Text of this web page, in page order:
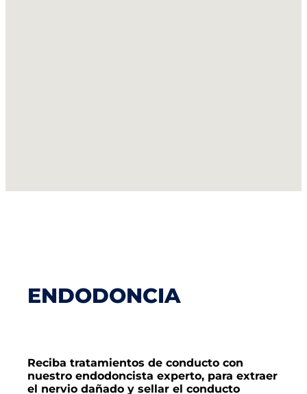
ENDODONCIA
Reciba tratamientos de conducto con
nuestro endodoncista experto, para extraer
el nervio dañado y sellar el conducto